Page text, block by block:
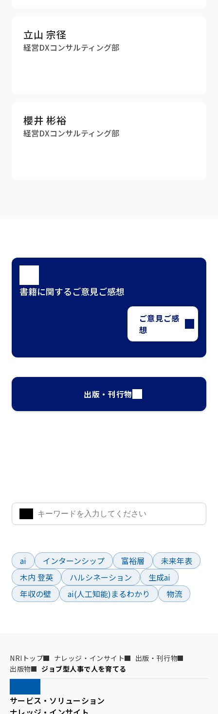
立山 宗径
経営DXコンサルティング部
櫻井 彬裕
経営DXコンサルティング部
書籍に関するご意見ご感想
ご意見ご感
想
出版・刊行物
ai
インターンシップ 富裕層
未来年表
木内 登英
ハルシネーション
生成ai
年収の壁
ai(人工知能)まるわかり 物流
NRIトップ ナレッジ・インサイト
出版・刊行物
出版物
ジョブ型人事で人を育てる
サービス・ソリューション